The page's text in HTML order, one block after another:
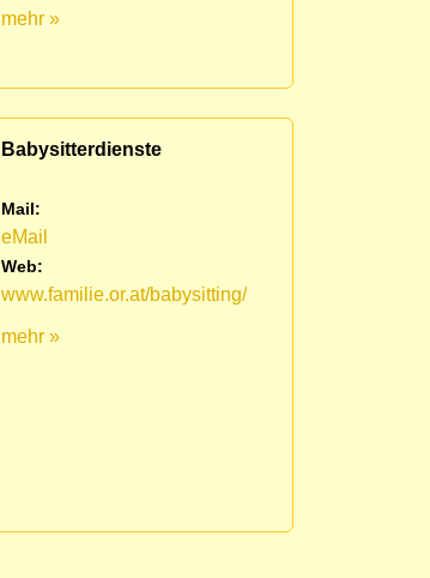
mehr »
Babysitterdienste
Mail:
eMail
Web:
www.familie.or.at/babysitting/
mehr »